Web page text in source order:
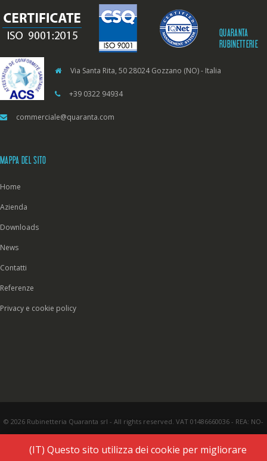
QUARANTA
RUBINETTERIE
Via Santa Rita, 50 28024 Gozzano (NO) - Italia
+39 0322 94934
commerciale@quaranta.com
MAPPA DEL SITO
Home
Azienda
Downloads
News
Contatti
Referenze
Privacy e cookie policy
© 2026 Rubinetteria Quaranta srl - All rights reserved. VAT 01486660036 - REA: NO-
(IT) Questo sito utilizza dei cookie per migliorare